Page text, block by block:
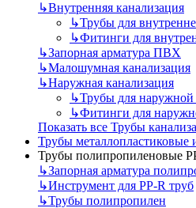
↳Внутренняя канализация
↳Трубы для
↳Фитинги для
↳Запорная арматура ПВХ
↳Малошумная канализация
↳Наружная канализация
↳Трубы для наружной
↳Фитинги для
Показать все Трубы
Трубы
Трубы полипропиленовые
↳Запорная арматура
↳Инструмент для PP-R труб
↳Трубы полипропилен